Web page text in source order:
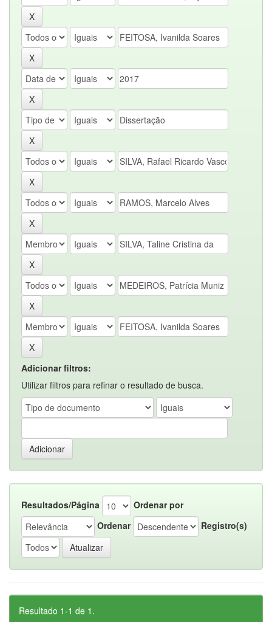
Adicionar filtros:
Utilizar filtros para refinar o resultado de busca.
Resultados/Página
Ordenar por
Ordenar
Registro(s)
Resultado 1-1 de 1.